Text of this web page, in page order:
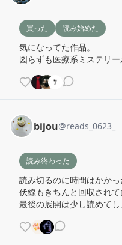
買った 読み始めた
気になってた作品。
図らずも医療系ミステリー
bijou@reads_0623_
読み終わった
読み切るのに時間はかかっ
伏線もきちんと回収されて
最後の展開は少し読めてし